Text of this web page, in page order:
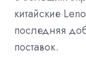
китайские
последняя
поставок.